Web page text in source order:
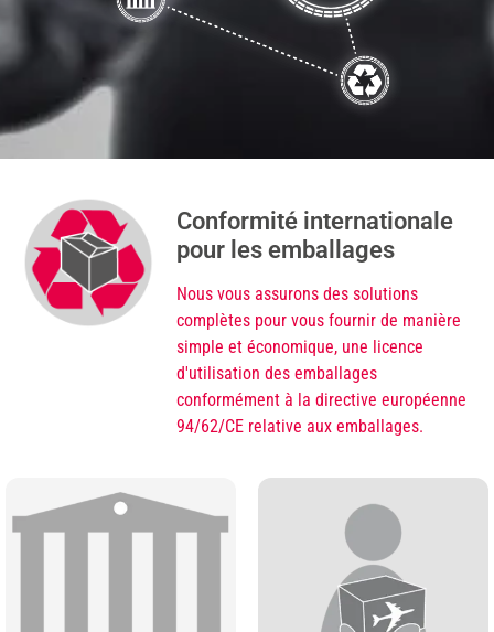
Conformité internationale
pour les emballages
Nous vous assurons des solutions
complètes pour vous fournir de manière
simple et économique, une licence
d'utilisation des emballages
conformément à la directive européenne
94/62/CE relative aux emballages.